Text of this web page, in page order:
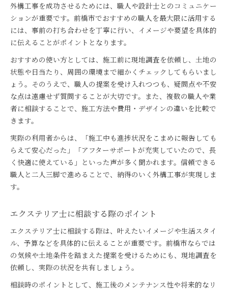
外構工事を成功させるためには、職人や設計士とのコミュニケー
ションが重要です。前橋市でおすすめの職人を最大限に活用する
には、事前の打ち合わせを丁寧に行い、イメージや要望を具体的
に伝えることがポイントとなります。
おすすめの使い方としては、施工前に現地調査を依頼し、土地の
状態や日当たり、周囲の環境まで細かくチェックしてもらいまし
ょう。そのうえで、職人の提案を受け入れつつも、疑問点や不安
な点は遠慮せず質問することが大切です。また、複数の職人や業
者に相談することで、施工方法や費用・デザインの違いを比較で
きます。
実際の利用者からは、「施工中も進捗状況をこまめに報告しても
らえて安心だった」「アフターサポートが充実していたので、長
く快適に使えている」といった声が多く聞かれます。信頼できる
職人と二人三脚で進めることで、納得のいく外構工事が実現しま
す。
エクステリア士に相談する際のポイント
エクステリア士に相談する際は、叶えたいイメージや生活スタイ
ル、予算などを具体的に伝えることが重要です。前橋市ならでは
の気候や土地条件を踏まえた提案を受けるためにも、現地調査を
依頼し、実際の状況を共有しましょう。
相談時のポイントとして、施工後のメンテナンス性や将来的なリ